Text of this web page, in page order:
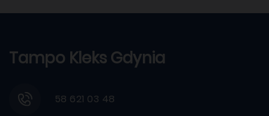
Tampo Kleks Gdynia
58 621 03 48